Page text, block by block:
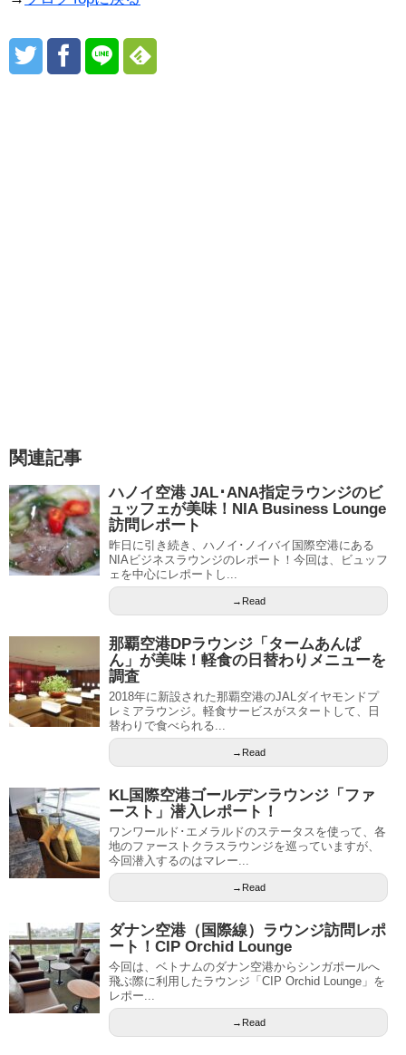
関連記事
ハノイ空港 JAL･ANA指定ラウンジのビ
ュッフェが美味！NIA Business Lounge
訪問レポート
昨日に引き続き、ハノイ･ノイバイ国際空港にある
NIAビジネスラウンジのレポート！今回は、ビュッフ
ェを中心にレポートし...
→Read
那覇空港DPラウンジ「タームあんぱ
ん」が美味！軽食の日替わりメニューを
調査
2018年に新設された那覇空港のJALダイヤモンドプ
レミアラウンジ。軽食サービスがスタートして、日
替わりで食べられる...
→Read
KL国際空港ゴールデンラウンジ「ファ
ースト」潜入レポート！
ワンワールド･エメラルドのステータスを使って、各
地のファーストクラスラウンジを巡っていますが、
今回潜入するのはマレー...
→Read
ダナン空港（国際線）ラウンジ訪問レポ
ート！CIP Orchid Lounge
今回は、ベトナムのダナン空港からシンガポールへ
飛ぶ際に利用したラウンジ「CIP Orchid Lounge」を
レポー...
→Read